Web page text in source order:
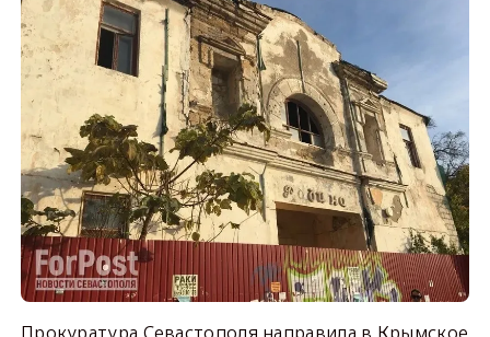
Прокуратура Севастополя направила в Крымское